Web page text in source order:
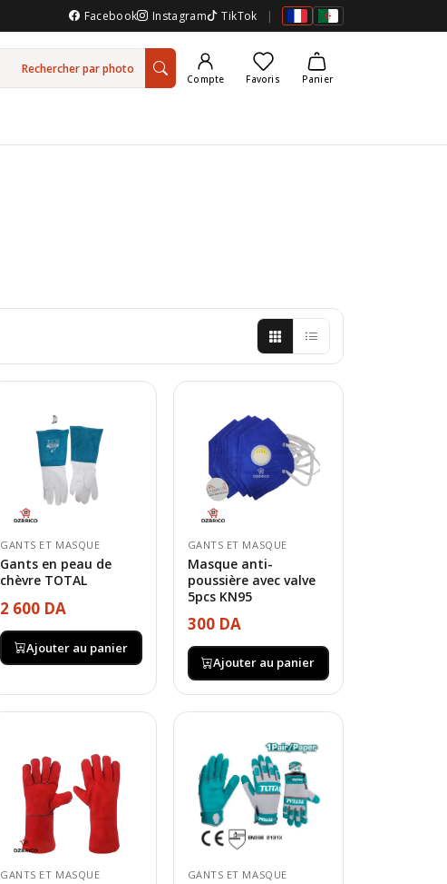
Facebook Instagram TikTok |
Rechercher par photo
Compte Favoris Panier
GANTS ET MASQUE
Gants en peau de
chèvre TOTAL
2 600 DA
Ajouter au panier
GANTS ET MASQUE
Masque anti-
poussière avec valve
5pcs KN95
300 DA
Ajouter au panier
GANTS ET MASQUE GANTS ET MASQUE